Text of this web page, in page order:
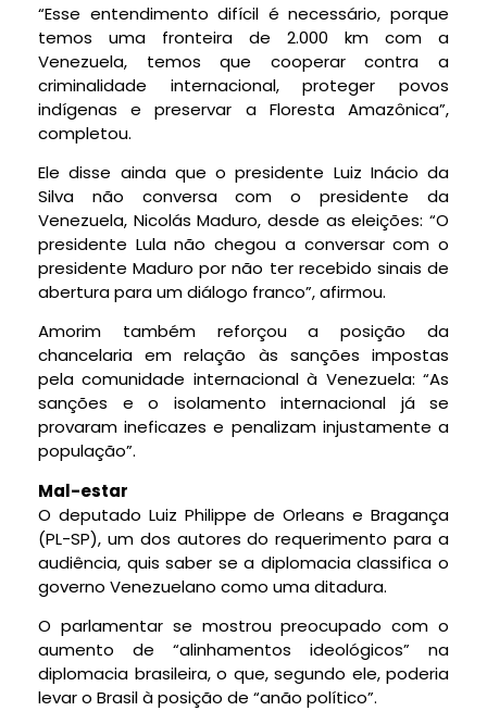
“Esse entendimento difícil é necessário, porque
temos uma fronteira de 2.000 km com a
Venezuela, temos que cooperar contra a
criminalidade internacional, proteger povos
indígenas e preservar a Floresta Amazônica”,
completou.
Ele disse ainda que o presidente Luiz Inácio da
Silva não conversa com o presidente da
Venezuela, Nicolás Maduro, desde as eleições: “O
presidente Lula não chegou a conversar com o
presidente Maduro por não ter recebido sinais de
abertura para um diálogo franco”, afirmou.
Amorim também reforçou a posição da
chancelaria em relação às sanções impostas
pela comunidade internacional à Venezuela: “As
sanções e o isolamento internacional já se
provaram ineficazes e penalizam injustamente a
população”.
Mal-estar
O deputado Luiz Philippe de Orleans e Bragança
(PL-SP), um dos autores do requerimento para a
audiência, quis saber se a diplomacia classifica o
governo Venezuelano como uma ditadura.
O parlamentar se mostrou preocupado com o
aumento de “alinhamentos ideológicos” na
diplomacia brasileira, o que, segundo ele, poderia
levar o Brasil à posição de “anão político”.